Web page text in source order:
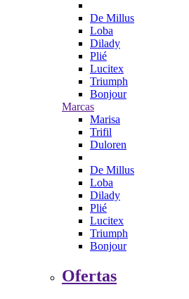
De Millus
Loba
Dilady
Plié
Lucitex
Triumph
Bonjour
Marcas
Marisa
Trifil
Duloren
De Millus
Loba
Dilady
Plié
Lucitex
Triumph
Bonjour
Ofertas